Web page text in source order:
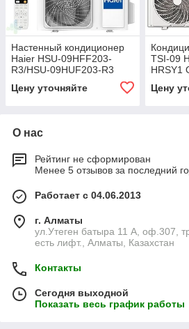
Настенный кондиционер
Haier HSU-09HFF203-
R3/HSU-09HUF203-R3
Цену уточняйте
TSI-09
HRSY1
Цену
О нас
Рейтинг не сформирован
Менее 5 отзывов за последний
Работает с 04.06.2013
г. Алматы
ул.Утеген батыра 11 А, оф.307,
есть лифт., Алматы, Казахстан
Контакты
Сегодня выходной
Показать весь график работы